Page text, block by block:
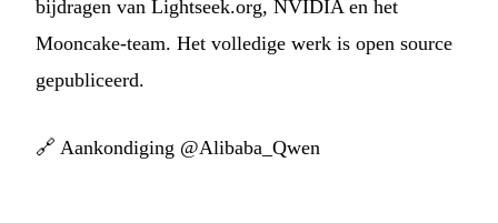
bijdragen van Lightseek.org, NVIDIA en het
Mooncake-team. Het volledige werk is open source
gepubliceerd.
🔗 Aankondiging @Alibaba_Qwen